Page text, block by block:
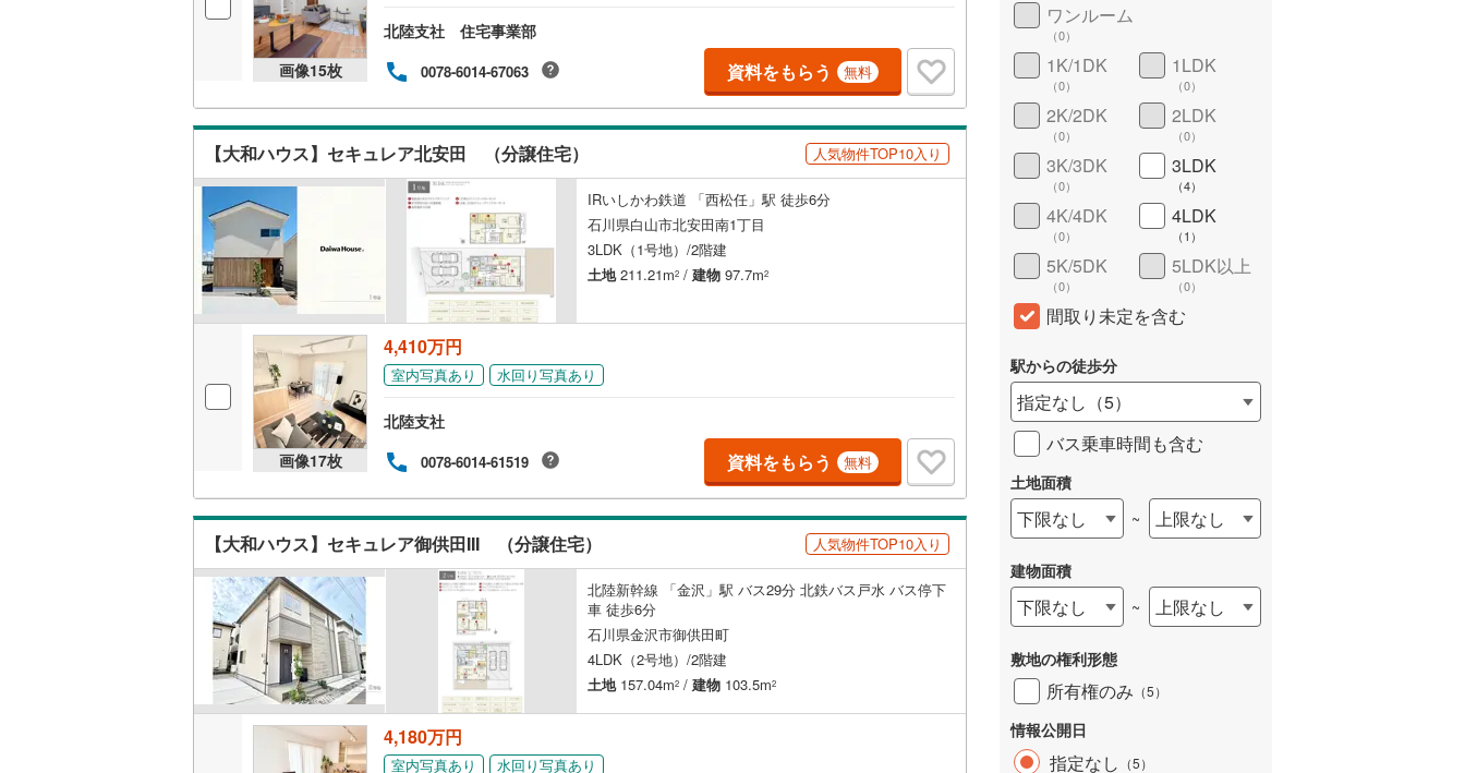
画像15枚
北陸支社 住宅事業部
0078-6014-67063 資料をもらう 無料
【大和ハウス】セキュレア北安田 （分譲住宅） 人気物件TOP10入り
IRいしかわ鉄道 「西松任」駅 徒歩6分
石川県白山市北安田南1丁目
3LDK（1号地）/2階建
土地211.21m2 / 建物 97.7m2
画像17枚
4,410万円
室内写真あり 水回り写真あり
北陸支社
0078-6014-61519 資料をもらう 無料
【大和ハウス】セキュレア御供田III （分譲住宅） 人気物件TOP10入り
北陸新幹線 「金沢」駅 バス29分 北鉄バス戸水 バス停下
車 徒歩6分
石川県金沢市御供田町
4LDK（2号地）/2階建
土地157.04m2 / 建物 103.5m2
4,180万円
室内写真あり 水回り写真あり
ワンルーム
（0）
1K/1DK
（0）
1LDK
（0）
2K/2DK
（0）
2LDK
（0）
3K/3DK
（0）
3LDK
（4）
4K/4DK
（0）
4LDK
（1 ）
5K/5DK
（0）
5LDK以上
（0）
間取り未定を含む
駅からの徒歩分
指定なし （5）
バス乗車時間も含む
土地面積
下限なし ~ 上限なし
建物面積
下限なし ~ 上限なし
敷地の権利形態
所有権のみ （5）
情報公開日
指定なし （5）
オンライン対応とは？